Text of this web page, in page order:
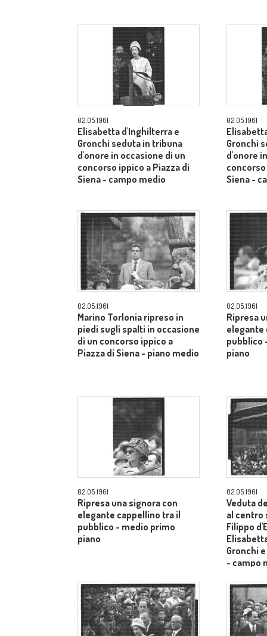
02.05.1961
Elisabetta d'Inghilterra e
Gronchi seduta in tribuna
d'onore in occasione di un
concorso ippico a Piazza di
Siena - campo medio
02.05.1961
Gronchi
d'onore
Siena -
02.05.1961
Marino Torlonia ripreso in
piedi sugli spalti in occasione
di un concorso ippico a
Piazza di Siena - piano medio
02.05.1961
Ripresa
elegante
pubblico
piano
02.05.1961
Ripresa una signora con
elegante cappellino tra il
pubblico - medio primo
piano
02.05.1961
Veduta
al centro
Filippo
Gronchi
- campo